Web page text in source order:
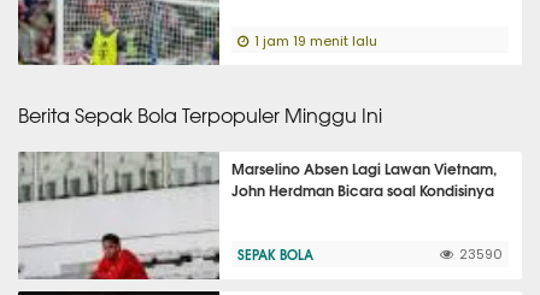
1 jam 19 menit lalu
Berita Sepak Bola Terpopuler Minggu Ini
Marselino Absen Lagi Lawan Vietnam,
John Herdman Bicara soal Kondisinya
SEPAK BOLA 23590